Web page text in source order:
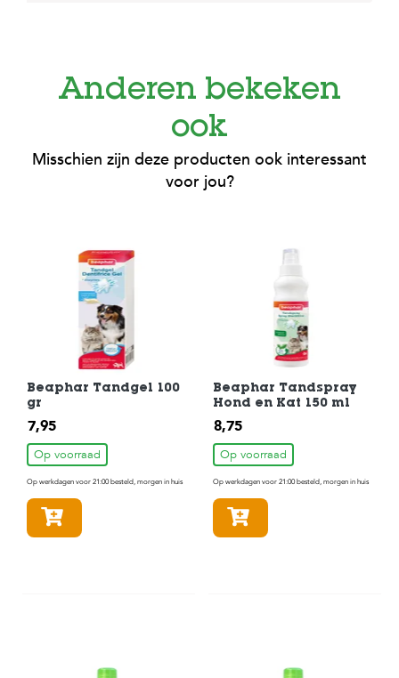
Anderen bekeken
ook
Misschien zijn deze producten ook interessant
voor jou?
Beaphar Tandgel 100
gr
7,95
Op voorraad
Op werkdagen voor 21:00 besteld, morgen in huis
Beaphar Tandspray
Hond en Kat 150 ml
8,75
Op voorraad
Op werkdagen voor 21:00 besteld, morgen in huis